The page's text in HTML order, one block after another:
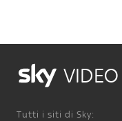
VIDEO
Tutti i siti di Sky: